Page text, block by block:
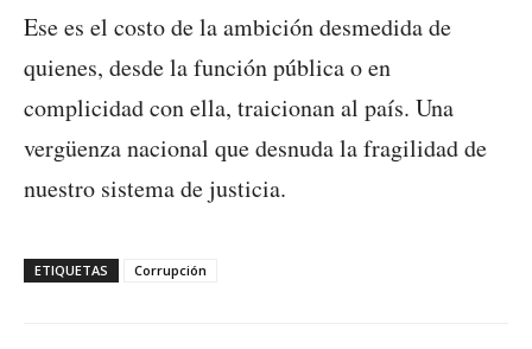
Ese es el costo de la ambición desmedida de
quienes, desde la función pública o en
complicidad con ella, traicionan al país. Una
vergüenza nacional que desnuda la fragilidad de
nuestro sistema de justicia.
ETIQUETAS Corrupción